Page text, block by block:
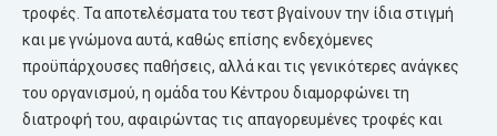
τροφές. Τα αποτελέσματα του τεστ βγαίνουν την ίδια στιγμή
και με γνώμονα αυτά, καθώς επίσης ενδεχόμενες
προϋπάρχουσες παθήσεις, αλλά και τις γενικότερες ανάγκες
του οργανισμού, η ομάδα του Κέντρου διαμορφώνει τη
διατροφή του, αφαιρώντας τις απαγορευμένες τροφές και